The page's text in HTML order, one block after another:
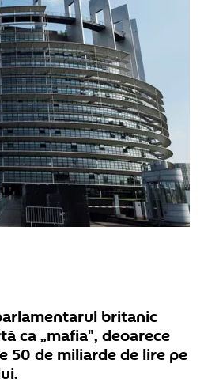
britanic
ca „mafia", deoarece
50 de miliarde de lire pe